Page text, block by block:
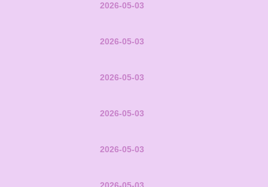
2026-05-03
2026-05-03
2026-05-03
2026-05-03
2026-05-03